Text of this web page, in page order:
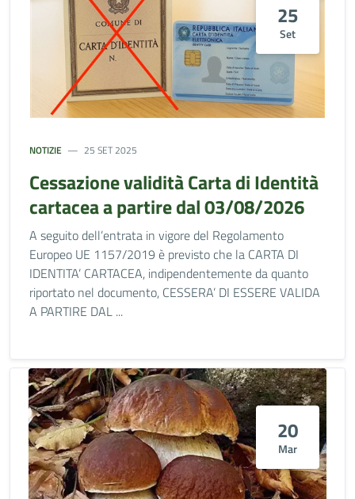
25
Set
NOTIZIE 25 SET 2025
Cessazione validità Carta di Identità
cartacea a partire dal 03/08/2026
A seguito dell’entrata in vigore del Regolamento
Europeo UE 1157/2019 è previsto che la CARTA DI
IDENTITA’ CARTACEA, indipendentemente da quanto
riportato nel documento, CESSERA’ DI ESSERE VALIDA
A PARTIRE DAL ...
20
Mar